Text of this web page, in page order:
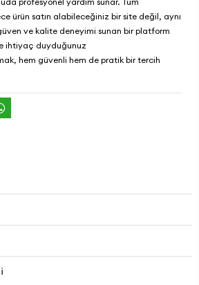
ürün satın alabileceğiniz bir site değil, aynı
ve kalite deneyimi sunan bir platform
ihtiyaç duyduğunuz
hem güvenli hem de pratik bir tercih